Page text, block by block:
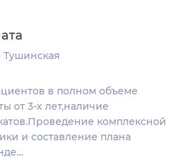
Тушинская
в полном объеме
от 3-х лет,наличие
комплексной
и составление плана